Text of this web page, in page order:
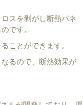
スを剥がし断熱パネ
です。
ことができます。
るので、断熱効果が